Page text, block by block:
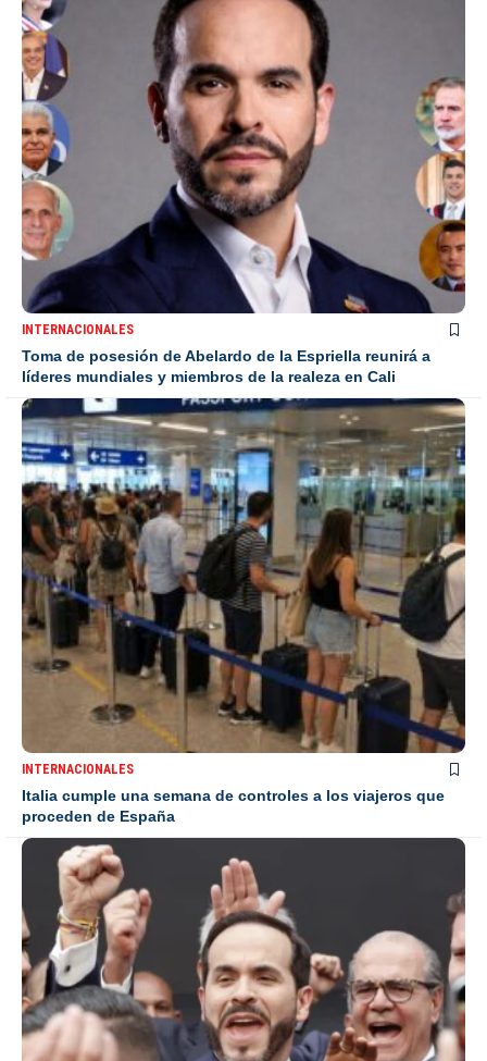
INTERNACIONALES
Toma de posesión de Abelardo de la Espriella reunirá a
líderes mundiales y miembros de la realeza en Cali
INTERNACIONALES
Italia cumple una semana de controles a los viajeros que
proceden de España